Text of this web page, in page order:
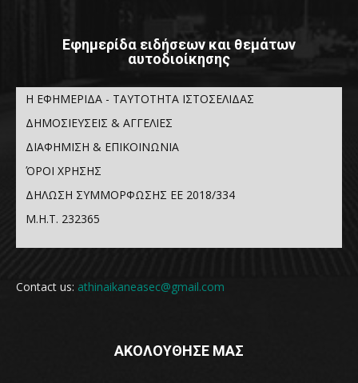
Εφημερίδα ειδήσεων και θεμάτων
αυτοδιοίκησης
Η ΕΦΗΜΕΡΙΔΑ - ΤΑΥΤΟΤΗΤΑ ΙΣΤΟΣΕΛΙΔΑΣ
ΔΗΜΟΣΙΕΥΣΕΙΣ & ΑΓΓΕΛΙΕΣ
ΔΙΑΦΗΜΙΣΗ & ΕΠΙΚΟΙΝΩΝΙΑ
ΌΡΟΙ ΧΡΗΣΗΣ
ΔΗΛΩΣΗ ΣΥΜΜΟΡΦΩΣΗΣ ΕΕ 2018/334
Μ.Η.Τ. 232365
Contact us: athinaikaneasec@gmail.com
ΑΚΟΛΟΥΘΗΣΕ ΜΑΣ